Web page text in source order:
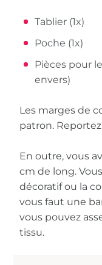
Tablier (1x)
Poche (1x)
Pièces pour
envers)
Les marges de
patron.
En outre, vous
cm de long.
décoratif ou la
vous faut une
vous pouvez
tissu.